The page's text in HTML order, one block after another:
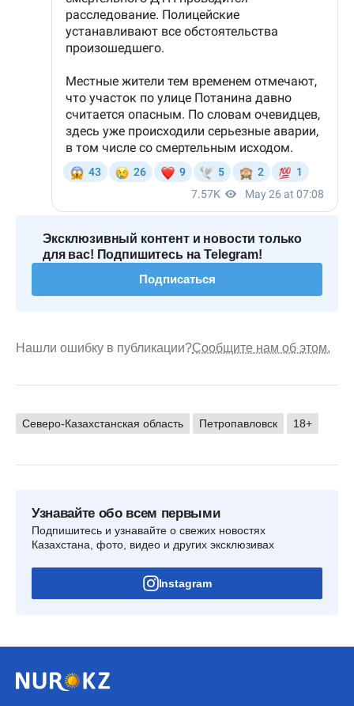
Эксклюзивный контент и новости только
для вас! Подпишитесь на Telegram!
Подписаться
Нашли ошибку в публикации?Сообщите нам об этом.
Северо-Казахстанская область Петропавловск 18+
Узнавайте обо всем первыми
Подпишитесь и узнавайте о свежих новостях
Казахстана, фото, видео и других эксклюзивах
Instagram